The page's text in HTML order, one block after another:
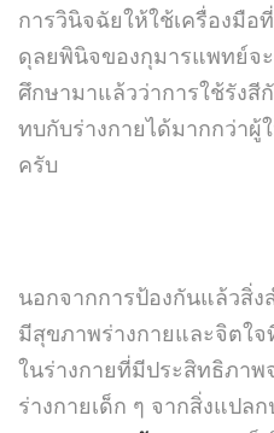
การวินิจฉัยให้ใช้เครื่องมือ
ดุลยพินิจของกุมารแพทย์จ
ศึกษามาแล้วว่าการใช้รังสี
ทบกับร่างกายได้มากกว่าผู้
ครับ
นอกจากการป้องกันแล้วสิ่
มีสุขภาพร่างกายและจิตใ
ในร่างกายที่มีประสิทธิภาพ
ร่างกายเด็ก ๆ จากสิ่งแปล